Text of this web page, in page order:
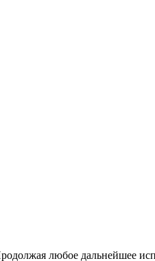
любое дальнейшее